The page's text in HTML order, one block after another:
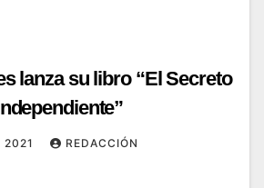
lanza su libro “El Secreto
2021 REDACCIÓN